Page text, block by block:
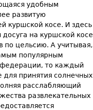
удобным
развитую
куршской косе. И здесь
на куршской косе
по цельсию. А учитывая,
популярным
то каждый
принятия солнечных
расслабляющий
развлекательных